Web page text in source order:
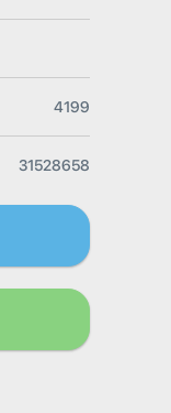
4199
31528658